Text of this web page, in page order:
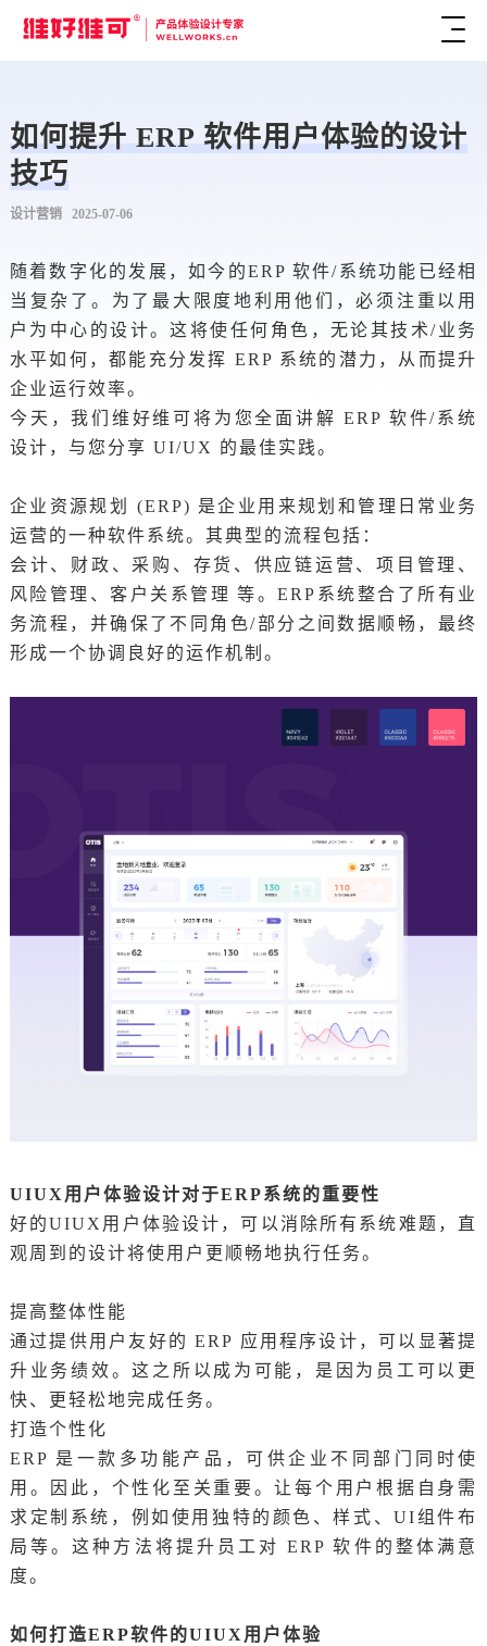
如何提升 ERP 软件用户体验的设计
技巧
设计营销 2025-07-06
随着数字化的发展，如今的ERP 软件/系统功能已经相
当复杂了。为了最大限度地利用他们，必须注重以用
户为中心的设计。这将使任何角色，无论其技术/业务
水平如何，都能充分发挥 ERP 系统的潜力，从而提升
企业运行效率。
今天，我们维好维可将为您全面讲解 ERP 软件/系统
设计，与您分享 UI/UX 的最佳实践。
企业资源规划 (ERP) 是企业用来规划和管理日常业务
运营的一种软件系统。其典型的流程包括：
会计、财政、采购、存货、供应链运营、项目管理、
风险管理、客户关系管理 等。ERP系统整合了所有业
务流程，并确保了不同角色/部分之间数据顺畅，最终
形成一个协调良好的运作机制。
UIUX用户体验设计对于ERP系统的重要性
好的UIUX用户体验设计，可以消除所有系统难题，直
观周到的设计将使用户更顺畅地执行任务。
提高整体性能
通过提供用户友好的 ERP 应用程序设计，可以显著提
升业务绩效。这之所以成为可能，是因为员工可以更
快、更轻松地完成任务。
打造个性化
ERP 是一款多功能产品，可供企业不同部门同时使
用。因此，个性化至关重要。让每个用户根据自身需
求定制系统，例如使用独特的颜色、样式、UI组件布
局等。这种方法将提升员工对 ERP 软件的整体满意
度。
如何打造ERP软件的UIUX用户体验